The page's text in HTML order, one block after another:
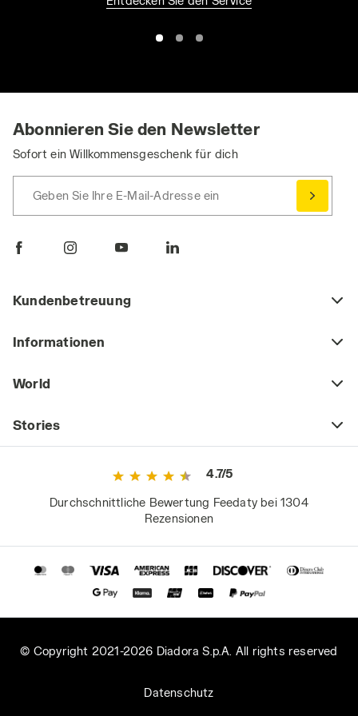
rechten Ecke dieses Banners klicken, können Sie die
Abonnieren Sie den Newsletter
Sofort ein Willkommensgeschenk für dich
Geben Sie Ihre E-Mail-Adresse ein
Kundenbetreuung
Informationen
World
Stories
4.7/5
Durchschnittliche Bewertung Feedaty bei 1304
Rezensionen
© Copyright 2021-2026 Diadora S.p.A. All rights reserved
Datenschutz